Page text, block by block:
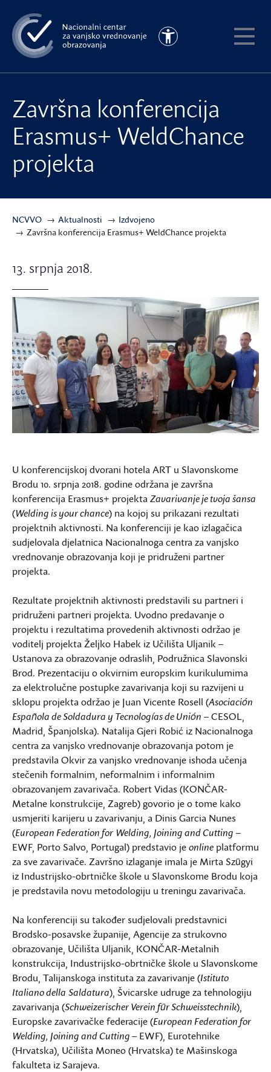
na
glavni
sadržaj
Pristupačnost
Završna konferencija
Erasmus+ WeldChance
projekta
NCVVO Aktualnosti
Izdvojeno
Završna konferencija Erasmus+ WeldChance projekta
13. srpnja 2018.
U konferencijskoj dvorani hotela ART u Slavonskome
Brodu 10. srpnja 2018. godine održana je završna
konferencija Erasmus+ projektaZavarivanje je tvoja šansa
(Welding is your chance) na kojoj su prikazani rezultati
projektnih aktivnosti. Na konferenciji je kao izlagačica
sudjelovala djelatnica Nacionalnoga centra za vanjsko
vrednovanje obrazovanja koji je pridruženi partner
projekta.
Rezultate projektnih aktivnosti predstavili su partneri i
pridruženi partneri projekta. Uvodno predavanje o
projektu i rezultatima provedenih aktivnosti održao je
voditelj projekta Željko Habek iz Učilišta Uljanik –
Ustanova za obrazovanje odraslih, Podružnica Slavonski
Brod. Prezentaciju o okvirnim europskim kurikulumima
za elektrolučne postupke zavarivanja koji su razvijeni u
sklopu projekta održao je Juan Vicente Rosell (Asociación
Española de Soldadura y Tecnologías de Unión – CESOL,
Madrid, Španjolska). Natalija Gjeri Robić iz Nacionalnoga
centra za vanjsko vrednovanje obrazovanja potom je
predstavila Okvir za vanjsko vrednovanje ishoda učenja
stečenih formalnim, neformalnim i informalnim
obrazovanjem zavarivača. Robert Vidas (KONČAR-
Metalne konstrukcije, Zagreb) govorio je o tome kako
usmjeriti karijeru u zavarivanju, a Dinis Garcia Nunes
(European Federation for Welding, Joining and Cutting –
EWF, Porto Salvo, Portugal) predstavio jeonline platformu
za sve zavarivače. Završno izlaganje imala je Mirta Szügyi
iz Industrijsko-obrtničke škole u Slavonskome Brodu koja
je predstavila novu metodologiju u treningu zavarivača.
Na konferenciji su također sudjelovali predstavnici
Brodsko-posavske županije, Agencije za strukovno
obrazovanje, Učilišta Uljanik, KONČAR-Metalnih
konstrukcija, Industrijsko-obrtničke škole u Slavonskome
Brodu, Talijanskoga instituta za zavarivanje (Istituto
Italiano della Saldatura), Švicarske udruge za tehnologiju
zavarivanja (Schweizerischer Verein für Schweisstechnik),
Europske zavarivačke federacije (European Federation for
Welding, Joining and Cutting– EWF), Eurotehnike
(Hrvatska), Učilišta Moneo (Hrvatska) te Mašinskoga
fakulteta iz Sarajeva.